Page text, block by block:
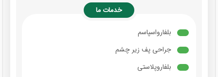
خدمات ما
بلفارواسپاسم
جراحی پف زیر چشم
بلفاروپلاستی